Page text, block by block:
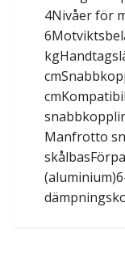
4Nivåer för
Manfrotto